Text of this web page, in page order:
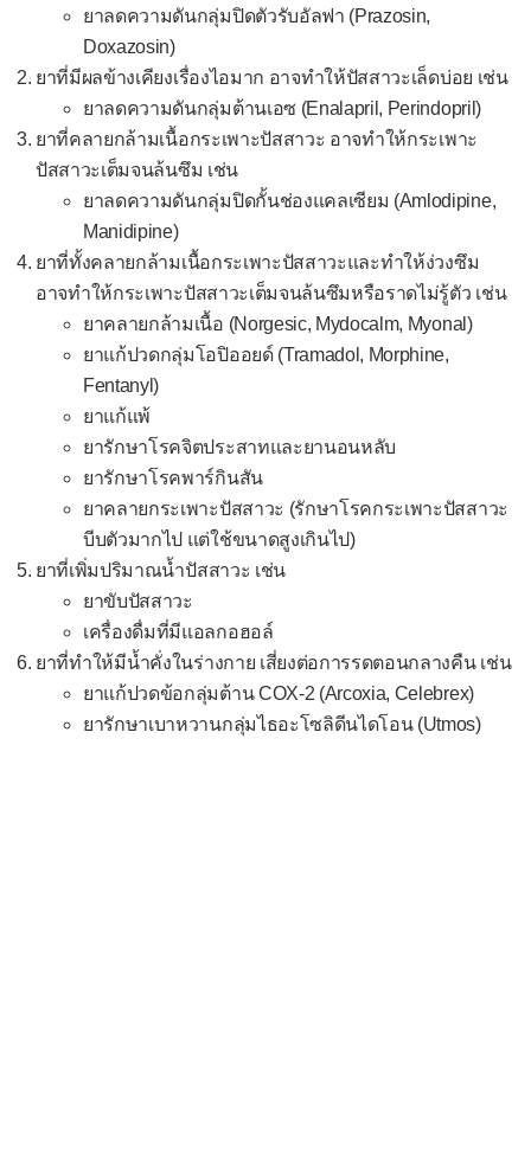
ยาลดความดันกลุ่มปิดตัวรับอัลฟา (Prazosin,
Doxazosin)
ยาที่มีผลข้างเคียงเรื่องไอมาก อาจทำให้ปัสสาวะเล็ดบ่อย เช่น
ยาลดความดันกลุ่มต้านเอซ (Enalapril, Perindopril)
ยาที่คลายกล้ามเนื้อกระเพาะปัสสาวะ อาจทำให้กระเพาะ
ปัสสาวะเต็มจนล้นซึม เช่น
ยาลดความดันกลุ่มปิดกั้นช่องแคลเซียม (Amlodipine,
Manidipine)
ยาที่ทั้งคลายกล้ามเนื้อกระเพาะปัสสาวะและทำให้ง่วงซึม
อาจทำให้กระเพาะปัสสาวะเต็มจนล้นซึมหรือราดไม่รู้ตัว เช่น
ยาคลายกล้ามเนื้อ (Norgesic, Mydocalm, Myonal)
ยาแก้ปวดกลุ่มโอปิออยด์ (Tramadol, Morphine,
Fentanyl)
ยาแก้แพ้
ยารักษาโรคจิตประสาทและยานอนหลับ
ยารักษาโรคพาร์กินสัน
ยาคลายกระเพาะปัสสาวะ (รักษาโรคกระเพาะปัสสาวะ
บีบตัวมากไป แต่ใช้ขนาดสูงเกินไป)
ยาที่เพิ่มปริมาณน้ำปัสสาวะ เช่น
ยาขับปัสสาวะ
เครื่องดื่มที่มีแอลกอฮอล์
ยาที่ทำให้มีน้ำคั่งในร่างกาย เสี่ยงต่อการรดตอนกลางคืน เช่น
ยาแก้ปวดข้อกลุ่มต้าน COX-2 (Arcoxia, Celebrex)
ยารักษาเบาหวานกลุ่มไธอะโซลิดีนไดโอน (Utmos)